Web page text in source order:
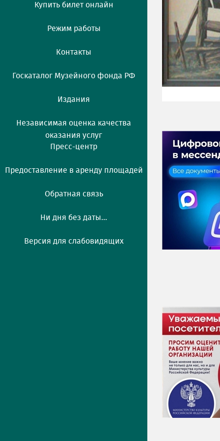
Купить билет онлайн
Режим работы
Контакты
Госкаталог Музейного фонда РФ
Издания
Независимая оценка качества
оказания услуг
Пресс-центр
Предоставление в аренду площадей
Обратная связь
Ни дня без даты...
Версия для слабовидящих